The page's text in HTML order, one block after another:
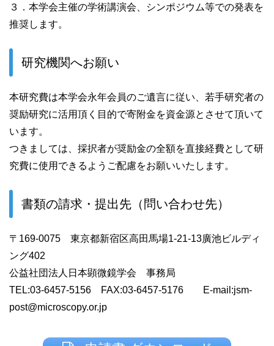
３．本学会主催の学術講演会、シンポジウム等での発表を
推奨します。
研究機関へお願い
本研究費は本学会永年会員のご遺言に従い、若手研究者の
奨励研究に活用頂く目的で寄附金を資金源とさせて頂いて
います。
つきましては、採択者が奨励金の全額を直接経費として研
究費に使用できるようご配慮をお願いいたします。
書類の請求・提出先（問い合わせ先）
〒169-0075 東京都新宿区高田馬場1-21-13廣池ビルディ
ング402
公益社団法人日本顕微鏡学会 事務局
TEL:03-6457-5156 FAX:03-6457-5176 E-mail:jsm-
post@microscopy.or.jp